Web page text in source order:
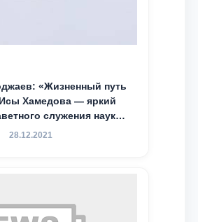
«Жизненный путь
Хамедова — яркий
служения науке,
молодого
28.12.2021